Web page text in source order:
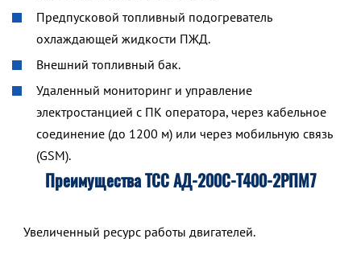
Предпусковой топливный подогреватель
охлаждающей жидкости ПЖД.
Внешний топливный бак.
Удаленный мониторинг и управление
электростанцией с ПК оператора, через кабельное
соединение (до 1200 м) или через мобильную связь
(GSM).
Преимущества ТСС АД-200С-Т400-2РПМ7
Увеличенный ресурс работы двигателей.